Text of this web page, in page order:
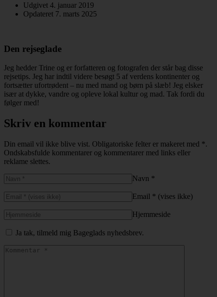
Udgivet 4. januar 2019
Opdateret 7. marts 2025
Den rejseglade
Jeg hedder Trine og er forfatteren og fotografen der står bag disse
rejsetips. Jeg har indtil videre besøgt 5 af verdens kontinenter og
fortsætter ufortrødent – nu med mand og børn på slæb! Jeg elsker
især at dykke, vandre og opleve lokal kultur og mad. Tak fordi du
følger med!
Skriv en kommentar
Din email vil ikke blive vist. Obligatoriske felter er makeret med *.
Ondskabsfulde kommentarer og kommentarer med links eller
reklame slettes.
Navn *
Email * (vises ikke)
Hjemmeside
Ja tak, tilmeld mig Bageglads nyhedsbrev.